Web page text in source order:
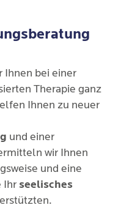
Ihnen bei einer
Therapie ganz
Ihnen zu neuer
und einer
wir Ihnen
und eine
Ihr seelisches